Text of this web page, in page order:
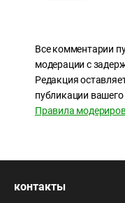
Все комментарии
модерации с
Редакция
публикации
Правила
контакты